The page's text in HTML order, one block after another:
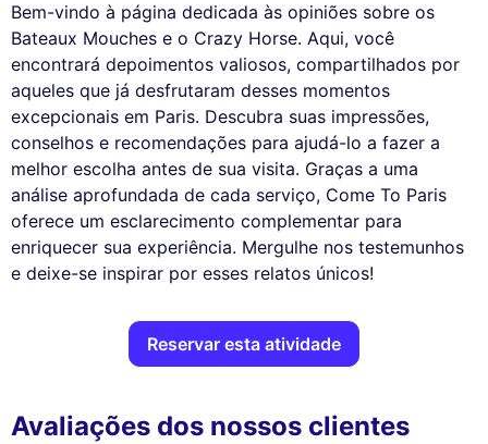
Bem-vindo à página dedicada às opiniões sobre os
Bateaux Mouches e o Crazy Horse. Aqui, você
encontrará depoimentos valiosos, compartilhados por
aqueles que já desfrutaram desses momentos
excepcionais em Paris. Descubra suas impressões,
conselhos e recomendações para ajudá-lo a fazer a
melhor escolha antes de sua visita. Graças a uma
análise aprofundada de cada serviço, Come To Paris
oferece um esclarecimento complementar para
enriquecer sua experiência. Mergulhe nos testemunhos
e deixe-se inspirar por esses relatos únicos!
Reservar esta atividade
Avaliações dos nossos clientes